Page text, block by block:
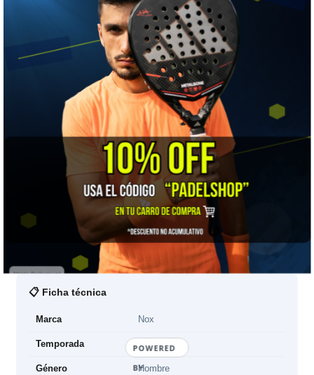
Dureza ★★★☆☆
👍 LO MEJOR
Potencia absoluta con carbono 18K: transferencia total de
energía para el atacante técnico.
⚠️ A TENER EN CUENTA
Su tacto seco y balance alto son muy exigentes: solo para
brazo fuerte y buena técnica.
🎯 ¿Para quién es?
Para atacantes de revés con brazo fuerte y técnica depurada.
La versión de ataque con tacto más reactivo es laNox AT10
Genius Attack 12K 2026
📋 Ficha técnica
Marca Nox
Temporada 2026
Género Hombre
POWERED
BY